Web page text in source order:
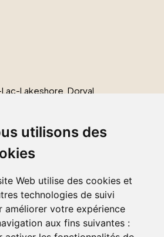
utilisons des
Web utilise des cookies et
technologies de suivi
améliorer votre expérience
aux fins suivantes :
Lakeshore, Dorval